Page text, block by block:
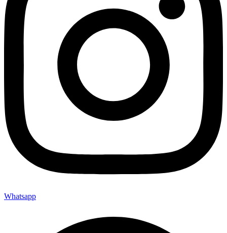
Whatsapp